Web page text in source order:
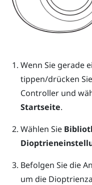
Wenn Sie gerade
tippen/drücken
Controller und
Startseite.
Wählen Sie
Befolgen Sie die
um die